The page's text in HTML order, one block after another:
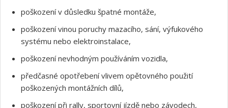
poškození v důsledku špatné montáže,
poškození vinou poruchy mazacího, sání, výfukového
systému nebo elektroinstalace,
poškození nevhodným používáním vozidla,
předčasné opotřebení vlivem opětovného použití
poškozených montážních dílů,
poškození při rally, sportovní jízdě nebo závodech,